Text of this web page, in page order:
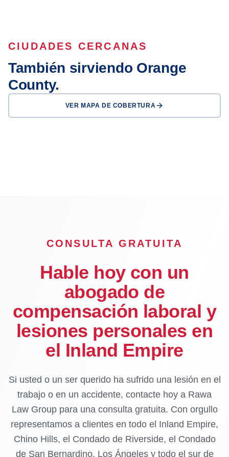
CIUDADES CERCANAS
También sirviendo Orange
County.
VER MAPA DE COBERTURA
CONSULTA GRATUITA
Hable hoy con un
abogado de
compensación laboral y
lesiones personales en
el Inland Empire
Si usted o un ser querido ha sufrido una lesión en el
trabajo o en un accidente, contacte hoy a Rawa
Law Group para una consulta gratuita. Con orgullo
representamos a clientes en todo el Inland Empire,
Chino Hills, el Condado de Riverside, el Condado
de San Bernardino, Los Ángeles y todo el sur de